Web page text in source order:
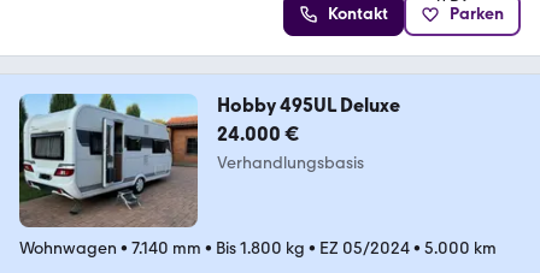
Kontakt Parken
Hobby 495UL Deluxe
24.000 €
Verhandlungsbasis
Wohnwagen • 7.140 mm • Bis 1.800 kg • EZ 05/2024• 5.000 km